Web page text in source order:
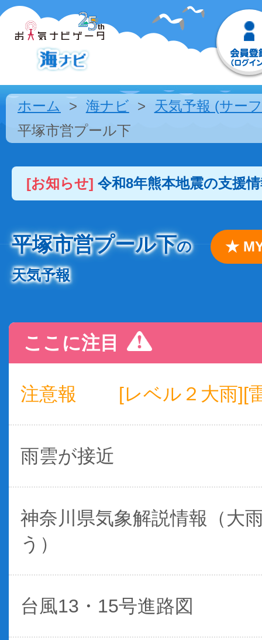
ホーム 海ナビ
天気予報 (サー
平塚市営プール下
[お知らせ] 令和8年熊本地震の支援
平塚市営プール下の
天気予報
★
ここに注目
注意報 [レベル２大雨][
雨雲が接近
神奈川県気象解説情報（大
う）
台風13・15号進路図